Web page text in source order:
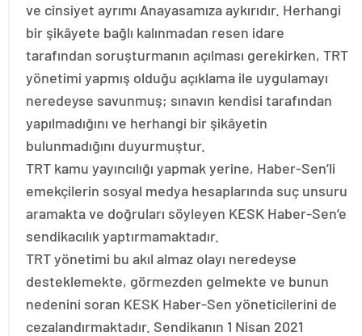
ve cinsiyet ayrımı Anayasamıza aykırıdır. Herhangi
bir şikâyete bağlı kalınmadan resen idare
tarafından soruşturmanın açılması gerekirken, TRT
yönetimi yapmış olduğu açıklama ile uygulamayı
neredeyse savunmuş; sınavın kendisi tarafından
yapılmadığını ve herhangi bir şikâyetin
bulunmadığını duyurmuştur.
TRT kamu yayıncılığı yapmak yerine, Haber-Sen’li
emekçilerin sosyal medya hesaplarında suç unsuru
aramakta ve doğruları söyleyen KESK Haber-Sen’e
sendikacılık yaptırmamaktadır.
TRT yönetimi bu akıl almaz olayı neredeyse
desteklemekte, görmezden gelmekte ve bunun
nedenini soran KESK Haber-Sen yöneticilerini de
cezalandırmaktadır. Sendikanın 1 Nisan 2021